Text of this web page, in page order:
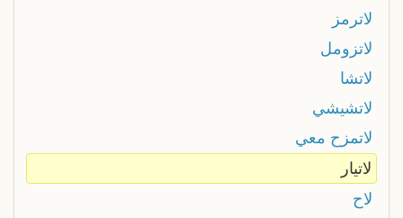
لاترمز
لاتزومل
لاتشا
لاتشيشي
لاتمزح معي
لاتيار
لاح